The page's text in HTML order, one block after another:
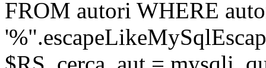
FROM autori WHERE